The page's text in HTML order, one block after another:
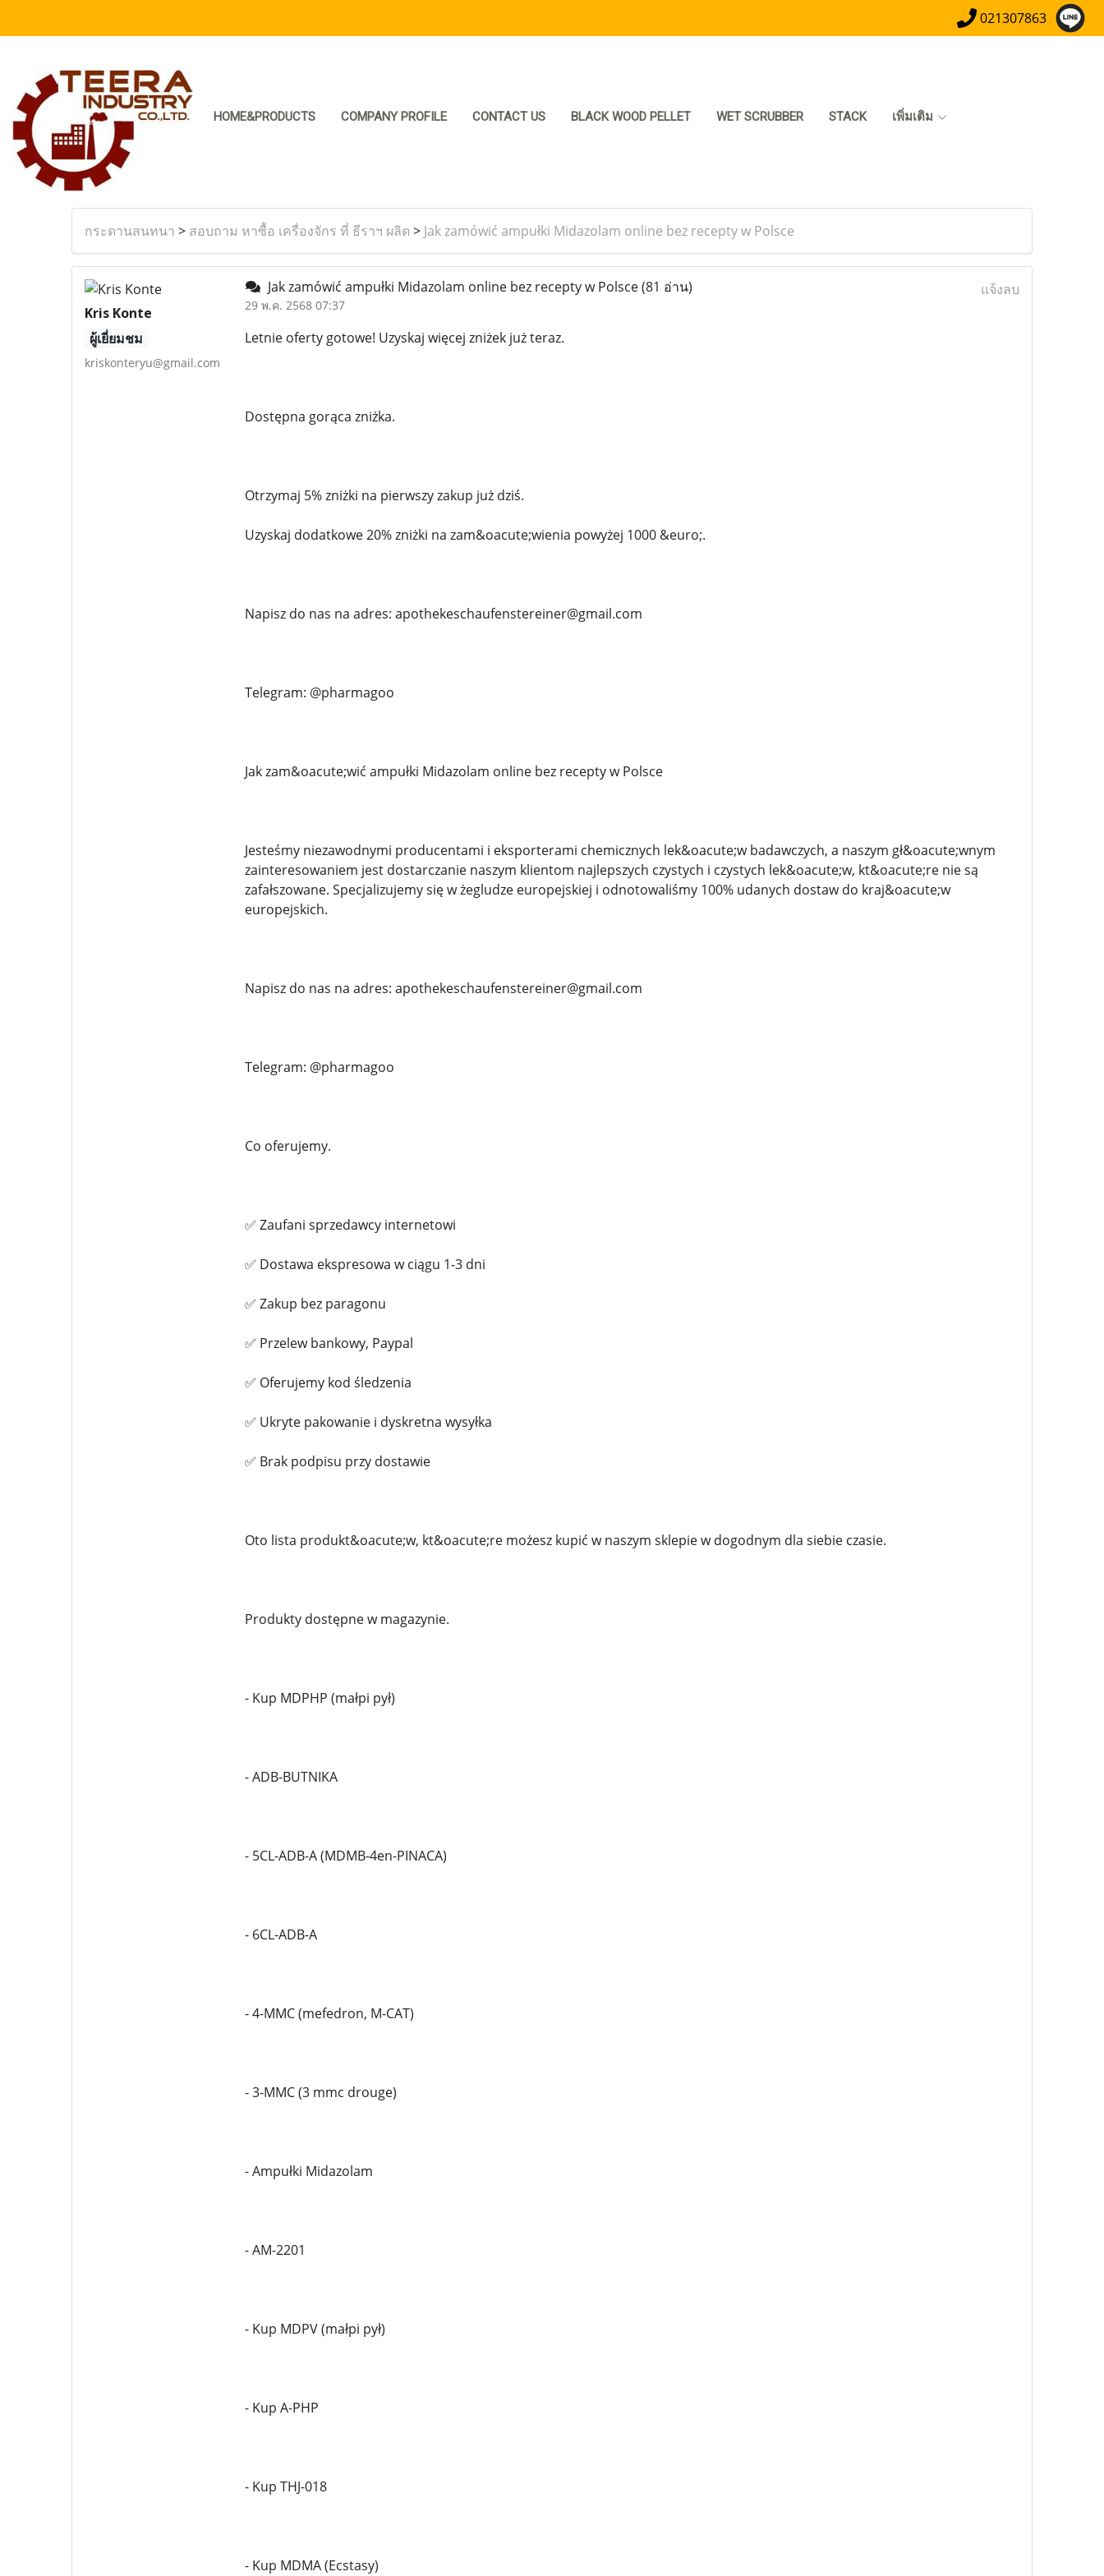
021307863
HOME&PRODUCTS COMPANY PROFILE CONTACT US BLACK WOOD PELLET WET SCRUBBER STACK เพิ่มเติม
กระดานสนทนา > สอบถาม หาซื้อ เครื่องจักร ที่ ธีราฯ ผลิต > Jak zamówić ampułki Midazolam online bez recepty w Polsce
Kris Konte
ผู้เยี่ยมชม
kriskonteryu@gmail.com
Jak zamówić ampułki Midazolam online bez recepty w Polsce(81 อ่าน)
29 พ.ค. 2568 07:37
แจ้งลบ
Letnie oferty gotowe! Uzyskaj więcej zniżek już teraz.
Dostępna gorąca zniżka.
Otrzymaj 5% zniżki na pierwszy zakup już dziś.
Uzyskaj dodatkowe 20% zniżki na zam&oacute;wienia powyżej 1000 &euro;.
Napisz do nas na adres: apothekeschaufenstereiner@gmail.com
Telegram: @pharmagoo
Jak zam&oacute;wić ampułki Midazolam online bez recepty w Polsce
Jesteśmy niezawodnymi producentami i eksporterami chemicznych lek&oacute;w badawczych, a naszym gł&oacute;wnym
zainteresowaniem jest dostarczanie naszym klientom najlepszych czystych i czystych lek&oacute;w, kt&oacute;re nie są
zafałszowane. Specjalizujemy się w żegludze europejskiej i odnotowaliśmy 100% udanych dostaw do kraj&oacute;w
europejskich.
Napisz do nas na adres: apothekeschaufenstereiner@gmail.com
Telegram: @pharmagoo
Co oferujemy.
✅ Zaufani sprzedawcy internetowi
✅ Dostawa ekspresowa w ciągu 1-3 dni
✅ Zakup bez paragonu
✅ Przelew bankowy, Paypal
✅ Oferujemy kod śledzenia
✅ Ukryte pakowanie i dyskretna wysyłka
✅ Brak podpisu przy dostawie
Oto lista produkt&oacute;w, kt&oacute;re możesz kupić w naszym sklepie w dogodnym dla siebie czasie.
Produkty dostępne w magazynie.
- Kup MDPHP (małpi pył)
- ADB-BUTNIKA
- 5CL-ADB-A (MDMB-4en-PINACA)
- 6CL-ADB-A
- 4-MMC (mefedron, M-CAT)
- 3-MMC (3 mmc drouge)
- Ampułki Midazolam
- AM-2201
- Kup MDPV (małpi pył)
- Kup A-PHP
- Kup THJ-018
- Kup MDMA (Ecstasy)